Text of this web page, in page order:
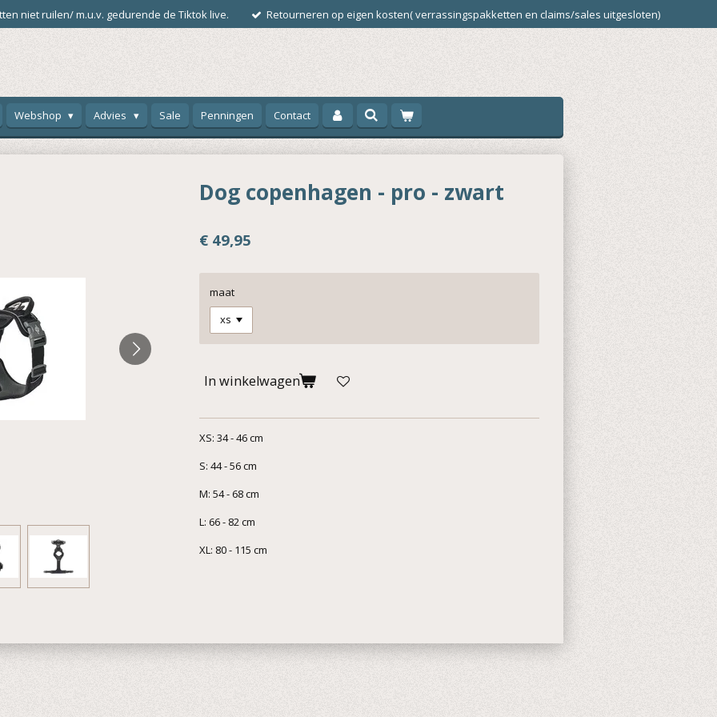
niet ruilen/ m.u.v. gedurende de Tiktok live. Retourneren op eigen kosten( verrassingspakketten en claims/sales uitgesloten)
Webshop Advies Sale Penningen Contact
Dog copenhagen - pro - zwart
€ 49,95
maat
In winkelwagen
XS: 34 - 46 cm
S: 44 - 56 cm
M: 54 - 68 cm
L: 66 - 82 cm
XL: 80 - 115 cm